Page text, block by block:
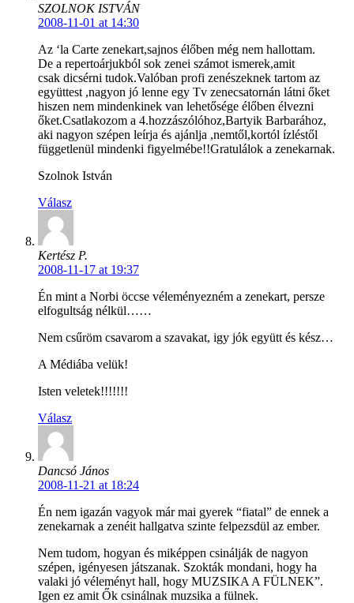
SZOLNOK ISTVÁN
2008-11-01 at 14:30
Az ‘la Carte zenekart,sajnos élőben még nem hallottam.
De a repertoárjukból sok zenei számot ismerek,amit
csak dicsérni tudok.Valóban profi zenészeknek tartom az
együttest ,nagyon jó lenne egy Tv zenecsatornán látni őket
hiszen nem mindenkinek van lehetősége élőben élvezni
őket.Csatlakozom a 4.hozzászólóhoz,Bartyik Barbarához,
aki nagyon szépen leírja és ajánlja ,nemtől,kortól ízléstől
függetlenül mindenki figyelmébe!!Gratulálok a zenekarnak.
Szolnok István
Válasz
Kertész P.
2008-11-17 at 19:37
Én mint a Norbi öccse véleményezném a zenekart, persze
elfogultság nélkül……
Nem csűröm csavarom a szavakat, igy jók együtt és kész…
A Médiába velük!
Isten veletek!!!!!!!
Válasz
Dancsó János
2008-11-21 at 18:24
Én nem igazán vagyok már mai gyerek “fiatal” de ennek a
zenekarnak a zenéit hallgatva szinte felpezsdül az ember.
Nem tudom, hogyan és miképpen csinálják de nagyon
szépen, igényesen játszanak. Szokták mondani, hogy ha
valaki jó véleményt hall, hogy MUZSIKA A FÜLNEK”.
Igen ez amit Ők csinálnak muzsika a fülnek.